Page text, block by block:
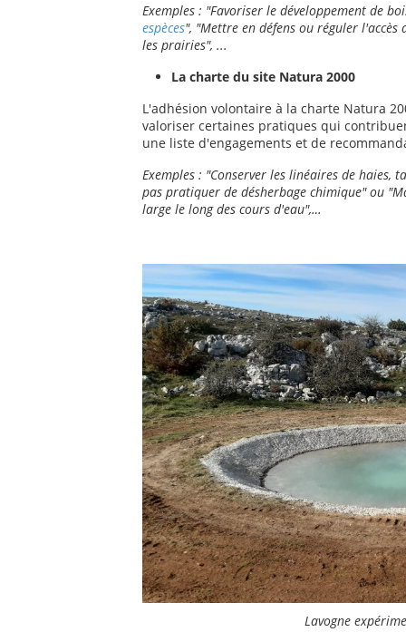
Exemples : "Favoriser le développement de
espèces", "Mettre en défens ou réguler l'accès
les prairies", ...
La charte du site Natura 2000
L'adhésion volontaire à la charte Natura
valoriser certaines pratiques qui
une liste d'engagements et de
Exemples : "Conserver les linéaires de haies,
pas pratiquer de désherbage chimique" ou
large le long des cours d'eau",…
Lavogne